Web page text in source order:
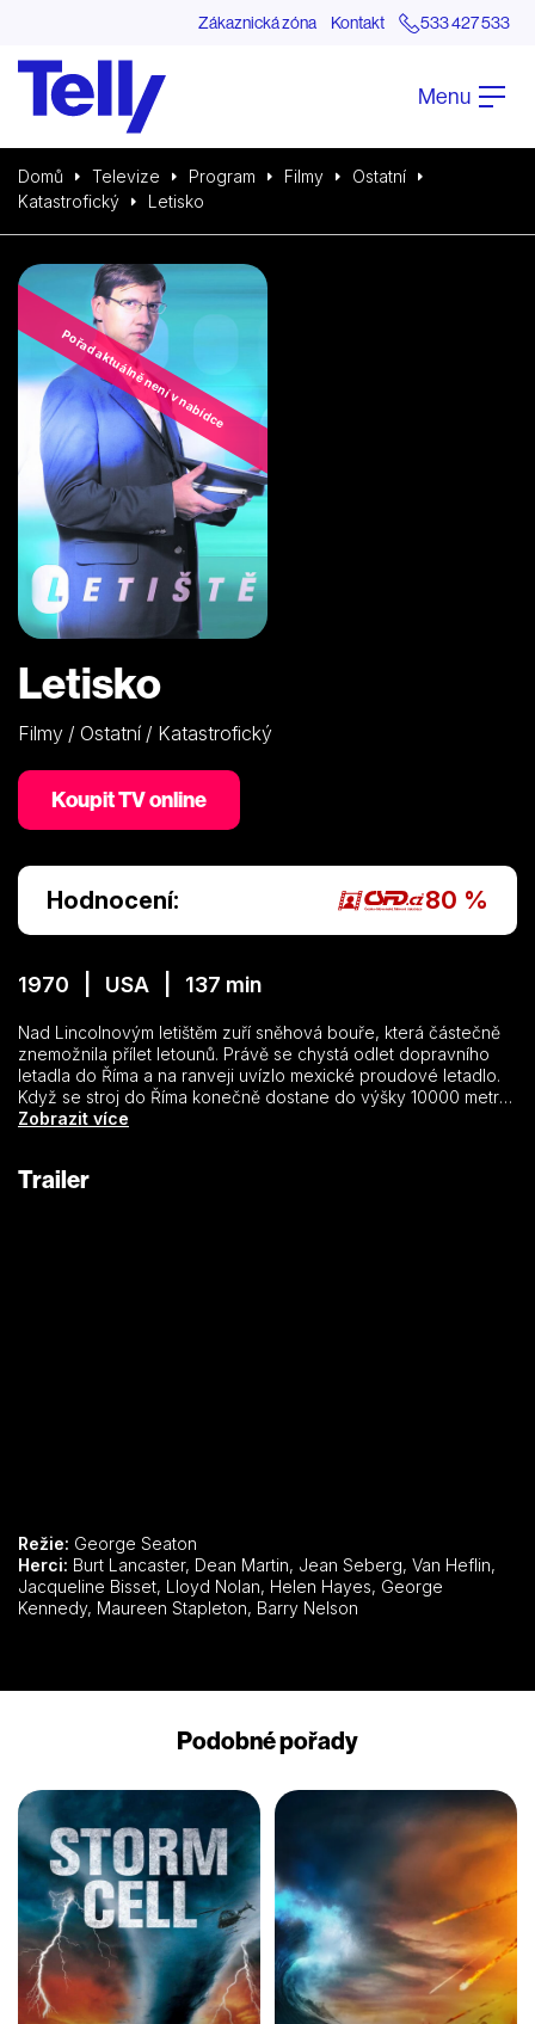
Zákaznická zóna Kontakt 533 427 533
Menu
Domů Televize Program Filmy
Ostatní
Katastrofický
Letisko
Pořad aktuálně není v nabídce
Letisko
Filmy / Ostatní / Katastrofický
Koupit TV online
Hodnocení: 80 %
1970 | USA | 137 min
Nad Lincolnovým letištěm zuří sněhová bouře, která částečně
znemožnila přílet letounů. Právě se chystá odlet dopravního
letadla do Říma a na ranveji uvízlo mexické proudové letadlo.
Když se stroj do Říma konečně dostane do výšky 10000 metrů,
policie a zaměstnanci na letišti zjistí, že dokončení letu je vážně
Zobrazit více
Trailer
Režie: George Seaton
Herci:
Jacqueline Bisset, Lloyd Nolan, Helen Hayes, George
Kennedy, Maureen Stapleton, Barry Nelson
Podobné pořady